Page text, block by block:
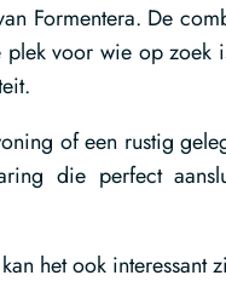
Formentera. De
voor wie op zoek
of een rustig
die perfect
het ook interessant